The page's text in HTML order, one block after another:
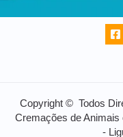
Copyright © Todos
Cremações de Animais
-